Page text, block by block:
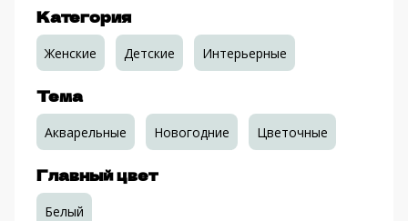
Категория
Женские Детские Интерьерные
Тема
Акварельные Новогодние Цветочные
Главный цвет
Белый